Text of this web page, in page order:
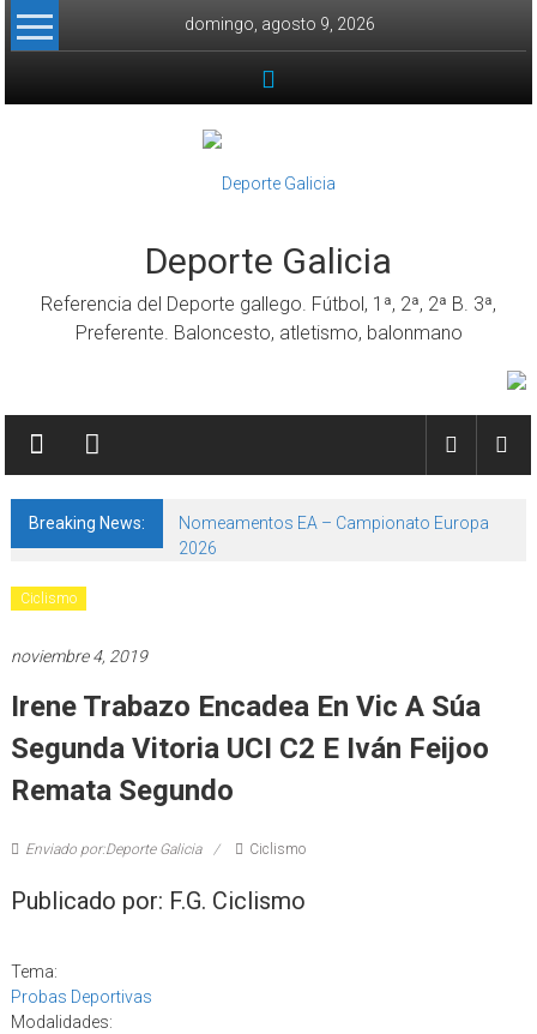
Skip to content
domingo, agosto 9, 2026
Deporte Galicia
Referencia del Deporte gallego. Fútbol, 1ª, 2ª, 2ª B. 3ª,
Preferente. Baloncesto, atletismo, balonmano
Breaking News:
Nomeamentos EA – Campionato Europa
2026
Ciclismo
noviembre 4, 2019
Irene Trabazo Encadea En Vic A Súa
Segunda Vitoria UCI C2 E Iván Feijoo
Remata Segundo
Enviado por:Deporte Galicia Ciclismo
Publicado por: F.G. Ciclismo
Tema:
Probas Deportivas
Modalidades: